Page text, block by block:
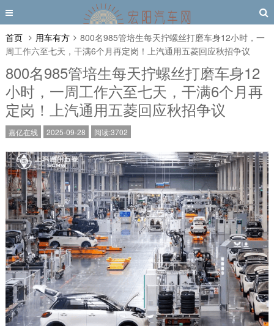
首页 用车有方
800名985管培生每天拧螺丝打磨车身12小时，一
周工作六至七天，干满6个月再定岗！上汽通用五菱回应秋招争议
800名985管培生每天拧螺丝打磨车身12
小时，一周工作六至七天，干满6个月再
定岗！上汽通用五菱回应秋招争议
嘉亿在线 2025-09-28 阅读:3702